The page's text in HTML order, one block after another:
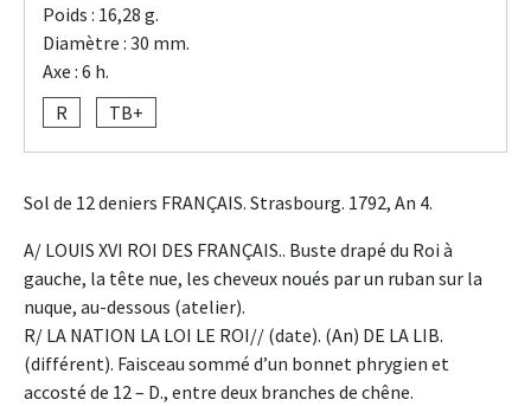
Poids : 16,28 g.
Diamètre : 30 mm.
Axe : 6 h.
R
TB+
Sol de 12 deniers FRANÇAIS. Strasbourg. 1792, An 4.
A/ LOUIS XVI ROI DES FRANÇAIS.. Buste drapé du Roi à
gauche, la tête nue, les cheveux noués par un ruban sur la
nuque, au-dessous (atelier).
R/ LA NATION LA LOI LE ROI// (date). (An) DE LA LIB.
(différent). Faisceau sommé d’un bonnet phrygien et
accosté de 12 – D., entre deux branches de chêne.